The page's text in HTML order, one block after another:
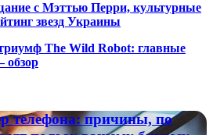
с Мэттью Перри, культурные
звезд Украины
The Wild Robot: главные
обзор
телефона: причины, по